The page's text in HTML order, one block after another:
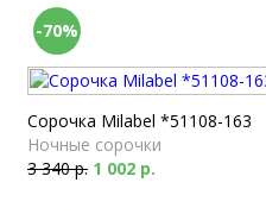
-70%
Сорочка Milabel *51108-163
Ночные сорочки
3 340 р. 1 002 р.